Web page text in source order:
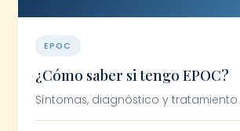
EPOC
¿Cómo saber si tengo EPOC?
Síntomas, diagnóstico y tratamiento.